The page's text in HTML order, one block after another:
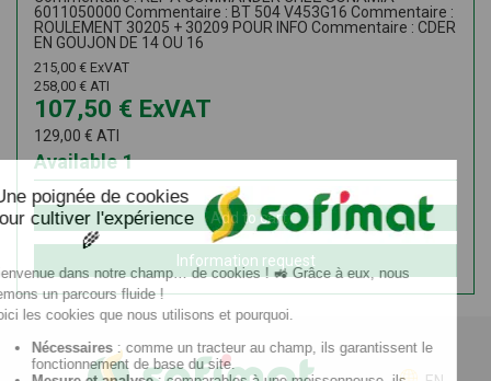
6011050000 Commentaire : BT 504 V453G16 Commentaire :
ROULEMENT 30205 + 30209 POUR INFO Commentaire : CDER
EN GOUJON DE 14 OU 16
215,00 € ExVAT
258,00 € ATI
107,50 € ExVAT
129,00 € ATI
1
Available
Add to cart
Information request